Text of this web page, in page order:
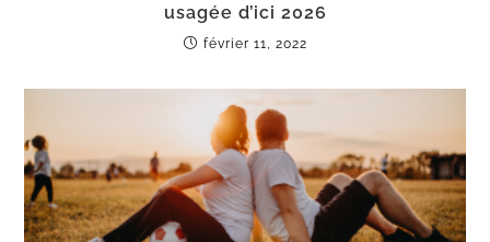
usagée d’ici 2026
février 11, 2022